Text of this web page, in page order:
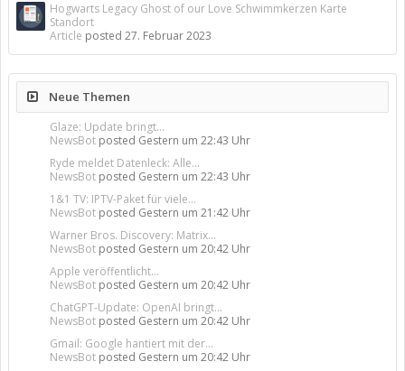
Hogwarts Legacy Ghost of our Love Schwimmkerzen Karte
Standort
Article posted 27. Februar 2023
Neue Themen
Glaze: Update bringt...
NewsBot posted Gestern um 22:43 Uhr
Ryde meldet Datenleck: Alle...
NewsBot posted Gestern um 22:43 Uhr
1&1 TV: IPTV-Paket für viele...
NewsBot posted Gestern um 21:42 Uhr
Warner Bros. Discovery: Matrix...
NewsBot posted Gestern um 20:42 Uhr
Apple veröffentlicht...
NewsBot posted Gestern um 20:42 Uhr
ChatGPT-Update: OpenAI bringt...
NewsBot posted Gestern um 20:42 Uhr
Gmail: Google hantiert mit der...
NewsBot posted Gestern um 20:42 Uhr